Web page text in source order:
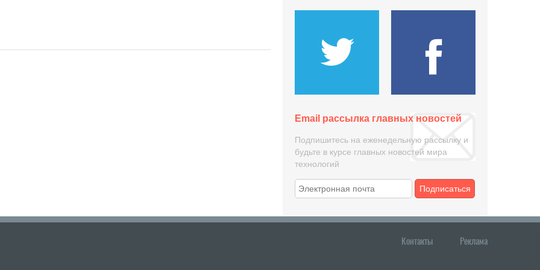
Email рассылка главных новостей
Подпишитесь на еженедельную рассылку и
будьте в курсе главных новостей мира
технологий
Подписаться
Контакты Реклама